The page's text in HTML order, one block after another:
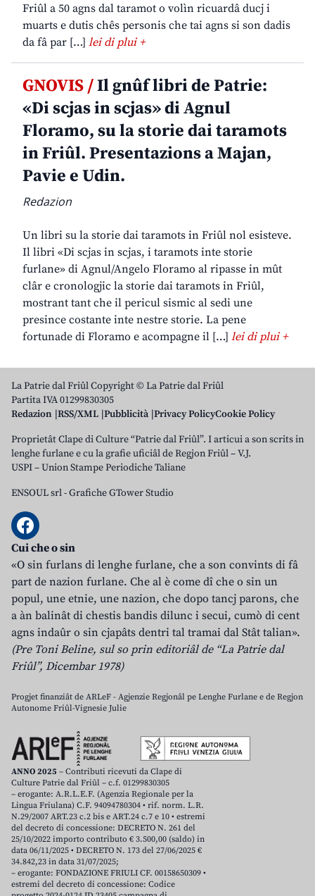
Friûl a 50 agns dal taramot o volìn ricuardâ ducj i
muarts e dutis chês personis che tai agns si son dadis
da fâ par […] lei di plui +
GNOVIS /Il gnûf libri de Patrie:
«Di scjas in scjas» di Agnul
Floramo, su la storie dai taramots
in Friûl. Presentazions a Majan,
Pavie e Udin.
Redazion
Un libri su la storie dai taramots in Friûl nol esisteve.
Il libri «Di scjas in scjas, i taramots inte storie
furlane» di Agnul/Angelo Floramo al ripasse in mût
clâr e cronologjic la storie dai taramots in Friûl,
mostrant tant che il pericul sismic al sedi une
presince costante inte nestre storie. La pene
fortunade di Floramo e acompagne il […] lei di plui +
La Patrie dal Friûl Copyright © La Patrie dal Friûl
Partita IVA 01299830305
Redazion RSS/XML Pubblicità Privacy PolicyCookie Policy
Proprietât Clape di Culture “Patrie dal Friûl”. I articui a son scrits in
lenghe furlane e cu la grafie uficiâl de Regjon Friûl – V.J.
USPI – Union Stampe Periodiche Taliane
ENSOUL srl-Grafiche GTower Studio
Cui che o sin
«O sin furlans di lenghe furlane, che a son convints di fâ
part de nazion furlane. Che al è come dî che o sin un
popul, une etnie, une nazion, che dopo tancj parons, che
a àn balinât di chestis bandis dilunc i secui, cumò di cent
agns indaûr o sin cjapâts dentri tal tramai dal Stât talian».
(Pre Toni Beline, sul so prin editoriâl de “La Patrie dal
Friûl”, Dicembar 1978)
Progjet finanziât de ARLeF - Agjenzie Regjonâl pe Lenghe Furlane e de Regjon
Autonome Friûl-Vignesie Julie
ANNO 2025 – Contributi ricevuti da Clape di
Culture Patrie dal Friûl – c.f. 01299830305
– erogante: A.R.L.E.F. (Agenzia Regionale per la
Lingua Friulana) C.F. 94094780304 • rif. norm. L.R.
N.29/2007 ART.23 c.2 bis e ART.24 c.7 e 10 • estremi
del decreto di concessione: DECRETO N. 261 del
25/10/2022 importo contributo € 3.500,00 (saldo) in
data 06/11/2025 • DECRETO N. 173 del 27/06/2025 €
34.842,23 in data 31/07/2025;
– erogante: FONDAZIONE FRIULI CF. 00158650309 •
estremi del decreto di concessione: Codice